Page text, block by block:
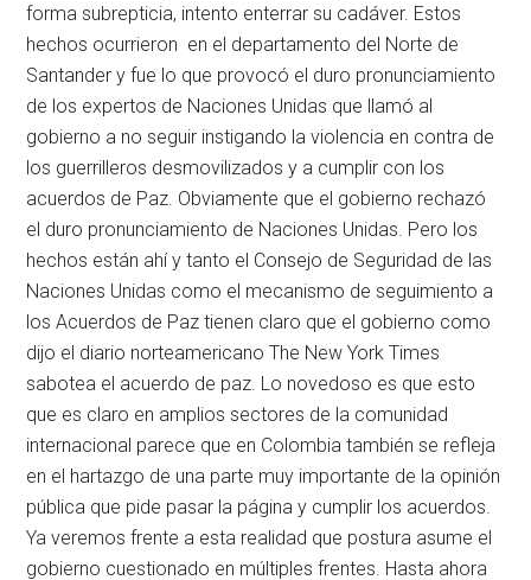
forma subrepticia, intento enterrar su cadáver. Estos
hechos ocurrieron en el departamento del Norte de
Santander y fue lo que provocó el duro pronunciamiento
de los expertos de Naciones Unidas que llamó al
gobierno a no seguir instigando la violencia en contra de
los guerrilleros desmovilizados y a cumplir con los
acuerdos de Paz. Obviamente que el gobierno rechazó
el duro pronunciamiento de Naciones Unidas. Pero los
hechos están ahí y tanto el Consejo de Seguridad de las
Naciones Unidas como el mecanismo de seguimiento a
los Acuerdos de Paz tienen claro que el gobierno como
dijo el diario norteamericano The New York Times
sabotea el acuerdo de paz. Lo novedoso es que esto
que es claro en amplios sectores de la comunidad
internacional parece que en Colombia también se refleja
en el hartazgo de una parte muy importante de la opinión
pública que pide pasar la página y cumplir los acuerdos.
Ya veremos frente a esta realidad que postura asume el
gobierno cuestionado en múltiples frentes. Hasta ahora